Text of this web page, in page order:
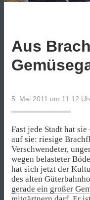
Aus
5. Mai 2011 um 11:12
Fast jede Stadt hat
auf sie: riesige
Verschwendeter,
wegen belasteter
hat sich jetzt der
des alten
gerade ein großer